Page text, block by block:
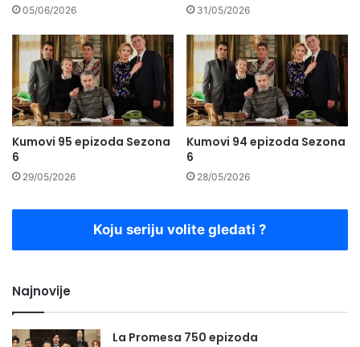
05/06/2026 31/05/2026
Kumovi 95 epizoda Sezona
6
29/05/2026
Kumovi 94 epizoda Sezona
6
28/05/2026
Koju seriju volite gledati ?
Najnovije
La Promesa 750 epizoda